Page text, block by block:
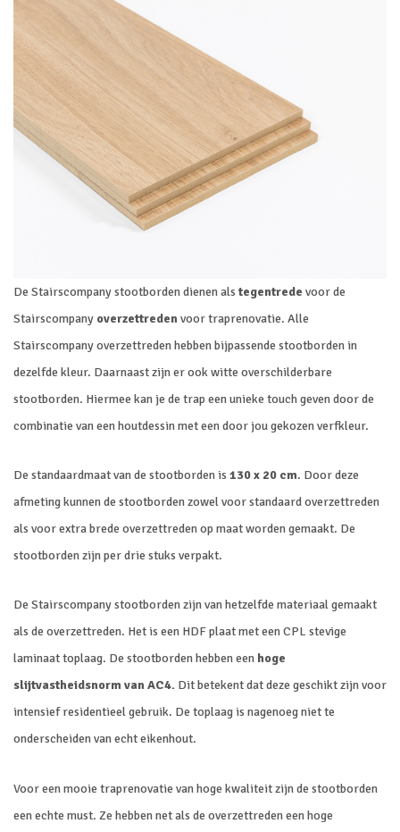
De Stairscompany stootborden dienen alstegentrede voor de
Stairscompany overzettredenvoor traprenovatie. Alle
Stairscompany overzettreden hebben bijpassende stootborden in
dezelfde kleur. Daarnaast zijn er ook witte overschilderbare
stootborden. Hiermee kan je de trap een unieke touch geven door de
combinatie van een houtdessin met een door jou gekozen verfkleur.
De standaardmaat van de stootborden is 130 x 20 cm. Door deze
afmeting kunnen de stootborden zowel voor standaard overzettreden
als voor extra brede overzettreden op maat worden gemaakt. De
stootborden zijn per drie stuks verpakt.
De Stairscompany stootborden zijn van hetzelfde materiaal gemaakt
als de overzettreden. Het is een HDF plaat met een CPL stevige
laminaat toplaag. De stootborden hebben een hoge
slijtvastheidsnorm van AC4. Dit betekent dat deze geschikt zijn voor
intensief residentieel gebruik. De toplaag is nagenoeg niet te
onderscheiden van echt eikenhout.
Voor een mooie traprenovatie van hoge kwaliteit zijn de stootborden
een echte must. Ze hebben net als de overzettreden een hoge